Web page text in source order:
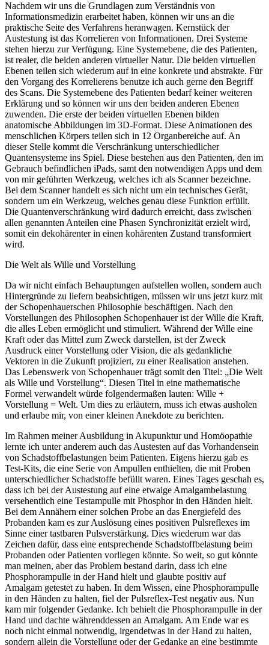
Nachdem wir uns die Grundlagen zum Verständnis von
Informationsmedizin erarbeitet haben, können wir uns an die
praktische Seite des Verfahrens heranwagen. Kernstück der
Austestung ist das Korrelieren von Informationen. Drei Systeme
stehen hierzu zur Verfügung. Eine Systemebene, die des Patienten,
ist realer, die beiden anderen virtueller Natur. Die beiden virtuellen
Ebenen teilen sich wiederum auf in eine konkrete und abstrakte. Für
den Vorgang des Korrelierens benutze ich auch gerne den Begriff
des Scans. Die Systemebene des Patienten bedarf keiner weiteren
Erklärung und so können wir uns den beiden anderen Ebenen
zuwenden. Die erste der beiden virtuellen Ebenen bilden
anatomische Abbildungen im 3D-Format. Diese Animationen des
menschlichen Körpers teilen sich in 12 Organbereiche auf. An
dieser Stelle kommt die Verschränkung unterschiedlicher
Quantensysteme ins Spiel. Diese bestehen aus den Patienten, den im
Gebrauch befindlichen iPads, samt den notwendigen Apps und dem
von mir geführten Werkzeug, welches ich als Scanner bezeichne.
Bei dem Scanner handelt es sich nicht um ein technisches Gerät,
sondern um ein Werkzeug, welches genau diese Funktion erfüllt.
Die Quantenverschränkung wird dadurch erreicht, dass zwischen
allen genannten Anteilen eine Phasen Synchronizität erzielt wird,
somit ein dekohärenter in einen kohärenten Zustand transformiert
wird.
Die Welt als Wille und Vorstellung
Da wir nicht einfach Behauptungen aufstellen wollen, sondern auch
Hintergründe zu liefern beabsichtigen, müssen wir uns jetzt kurz mit
der Schopenhauerschen Philosophie beschäftigen. Nach den
Vorstellungen des Philosophen Schopenhauer ist der Wille die Kraft,
die alles Leben ermöglicht und stimuliert. Während der Wille eine
Kraft oder das Mittel zum Zweck darstellen, ist der Zweck
Ausdruck einer Vorstellung oder Vision, die als gedankliche
Vektoren in die Zukunft projiziert, zu einer Realisation anstehen.
Das Lebenswerk von Schopenhauer trägt somit den Titel: „Die Welt
als Wille und Vorstellung“. Diesen Titel in eine mathematische
Formel verwandelt würde folgendermaßen lauten: Wille +
Vorstellung = Welt. Um dies zu erläutern, muss ich etwas ausholen
und erlaube mir, von einer kleinen Anekdote zu berichten.
Im Rahmen meiner Ausbildung in Akupunktur und Homöopathie
lernte ich unter anderem auch das Austesten auf das Vorhandensein
von Schadstoffbelastungen beim Patienten. Eigens hierzu gab es
Test-Kits, die eine Serie von Ampullen enthielten, die mit Proben
unterschiedlicher Schadstoffe befüllt waren. Eines Tages geschah es,
dass ich bei der Austestung auf eine etwaige Amalgambelastung
versehentlich eine Testampulle mit Phosphor in den Händen hielt.
Bei dem Annähern einer solchen Probe an das Energiefeld des
Probanden kam es zur Auslösung eines positiven Pulsreflexes im
Sinne einer tastbaren Pulsverstärkung. Dies wiederum war das
Zeichen dafür, dass eine entsprechende Schadstoffbelastung beim
Probanden oder Patienten vorliegen könnte. So weit, so gut könnte
man meinen, aber das Problem bestand darin, dass ich eine
Phosphorampulle in der Hand hielt und glaubte positiv auf
Amalgam getestet zu haben. In dem Wissen, eine Phosphorampulle
in den Händen zu halten, fiel der Pulsreflex-Test negativ aus. Nun
kam mir folgender Gedanke. Ich behielt die Phosphorampulle in der
Hand und dachte währenddessen an Amalgam. Am Ende war es
noch nicht einmal notwendig, irgendetwas in der Hand zu halten,
sondern allein die Vorstellung oder der Gedanke an eine bestimmte